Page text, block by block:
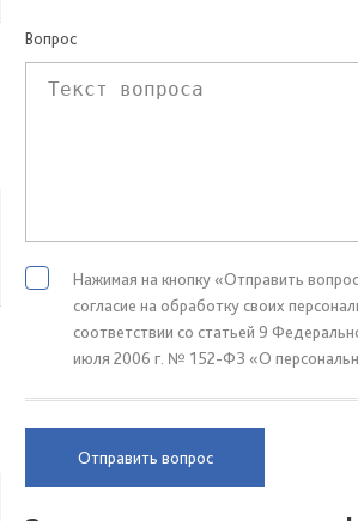
Вопрос
Нажимая на кнопку «Отправить
согласие на обработку своих
соответствии со статьей 9
июля 2006 г. № 152-ФЗ «О
Отправить вопрос